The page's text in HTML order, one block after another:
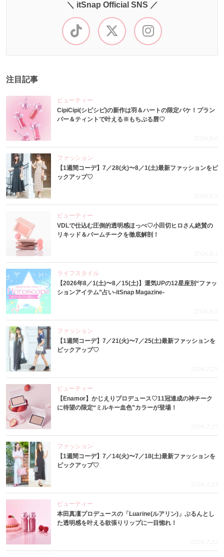
＼ itSnap Official SNS ／
注目記事
ビューティー
CipiCipi(シピシピ)の新作は羽＆ハートの限定パケ！プラン
パー＆ティントで叶える※もちぷる唇♡
2026.8.6
ファッション
【1週間コーデ】7／28(火)〜8／1(土)最新ファッションをピ
ックアップ♡
2026.8.5
ビューティー
VDLで仕込む圧倒的透明感ほっぺ♡小田切ヒロさん絶賛の
リキッド＆バームチークを徹底解剖！
2026.8.4
ライフスタイル
【2026年8／1(土)〜8／15(土)】運気UPの12星座別“ファッ
ションアイテム”占い-itSnap Magazine-
2026.8.1
ファッション
【1週間コーデ】7／21(火)〜7／25(土)最新ファッションを
ピックアップ♡
2026.7.29
ビューティー
【Enamor】かじえりプロデュース♡11冠達成の神チーク
に待望の限定“ミルキー血色”カラーが登場！
2026.7.27
ファッション
【1週間コーデ】7／14(火)〜7／18(土)最新ファッションを
ピックアップ♡
2026.7.23
ビューティー
本田真凜プロデュースの「Luarine(ルアリン)」ぷるんとし
た透明感を叶える欲張りリップに一目惚れ！
2026.7.22